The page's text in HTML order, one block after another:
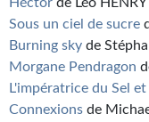
Sous un ciel de sucre
Burning sky de
Morgane Pendragon
L'impératrice du Sel
Connexions de